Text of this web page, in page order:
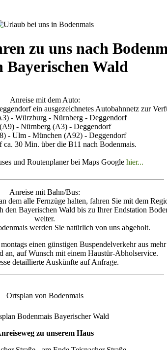
zu uns nach
Bayerischen Wald
Anreise mit dem Auto:
ein ausgezeichnetes Autobahnnetz zur
- Würzburg - Nürnberg - Deggendorf
- Nürnberg (A3) - Deggendorf
- Ulm - München (A92) - Deggendorf
ca. 30 Min. über die B11 nach Bodenmais.
und Routenplaner bei Maps Google hier...
Anreise mit Bahn/Bus:
dem alle Fernzüge halten, fahren Sie mit dem
den Bayerischen Wald bis zu Ihrer Endstation
weiter.
werden Sie natürlich von uns abgeholt.
einen günstigen Buspendelverkehr aus
an, auf Wunsch mit einem Haustür-Abholservice.
detaillierte Auskünfte auf Anfrage.
Ortsplan von Bodenmais
zu unserem Haus